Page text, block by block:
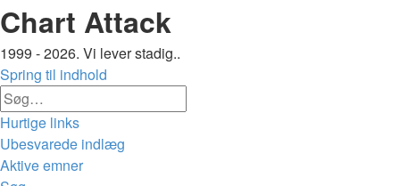
Chart Attack
1999 - 2026. Vi lever stadig..
Spring til indhold
Hurtige links
Ubesvarede indlæg
Aktive emner